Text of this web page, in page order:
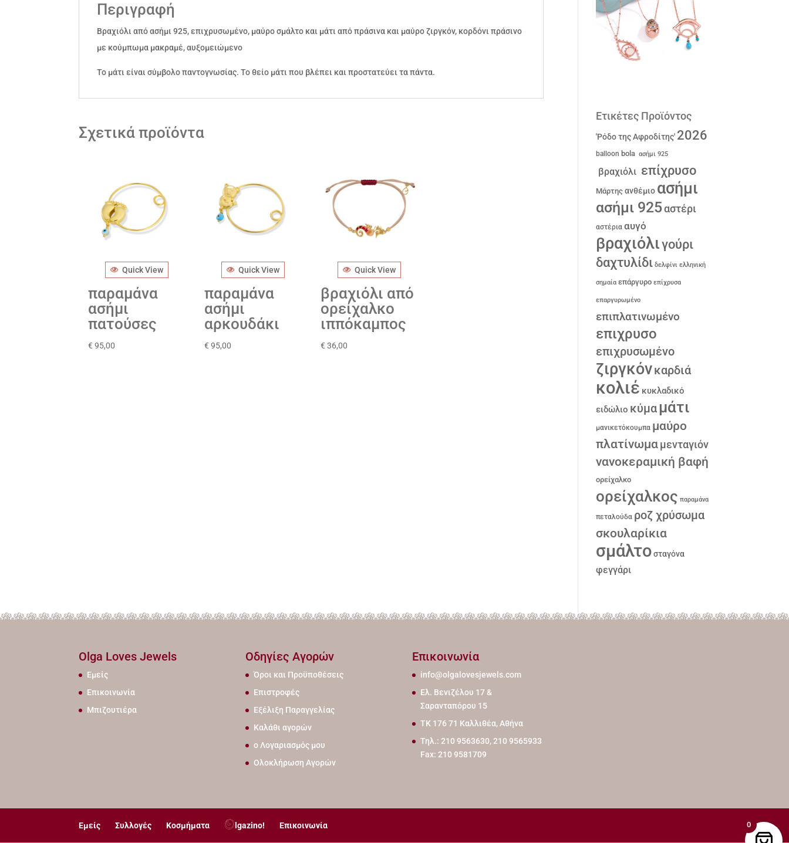
Περιγραφή
Βραχιόλι από ασήμι 925, επιχρυσωμένο, μαύρο σμάλτο και μάτι από πράσινα και μαύρο ζιργκόν, κορδόνι πράσινο
με κούμπωμα μακραμέ, αυξομειώμενο
Το μάτι είναι σύμβολο παντογνωσίας. Το θείο μάτι που βλέπει και προστατεύει τα πάντα.
Σχετικά προϊόντα
Quick View
παραμάνα
ασήμι
πατούσες
€ 95,00
Quick View
παραμάνα
ασήμι
αρκουδάκι
€ 95,00
Quick View
βραχιόλι από
ορείχαλκο
ιππόκαμπος
€ 36,00
Ετικέτες Προϊόντος
'Ρόδο της Αφροδίτης' 2026
balloon bola ασήμι 925
βραχιόλι επίχρυσο
Μάρτης ανθέμιο ασήμι
ασήμι 925αστέρι
αστέρια αυγό
βραχιόλιγούρι
δαχτυλίδι δελφίνι ελληνική
σημαία επάργυρο επίχρυσα
επαργυρωμένο
επιπλατινωμένο
επιχρυσο
επιχρυσωμένο
ζιργκόνκαρδιά
κολιέ κυκλαδικό
ειδώλιο κύμα μάτι
μανικετόκουμπα μαύρο
πλατίνωμαμενταγιόν
νανοκεραμική βαφή
ορείχαλκο
ορείχαλκος παραμάνα
πεταλούδα ροζ χρύσωμα
σκουλαρίκια
σμάλτοσταγόνα
φεγγάρι
Olga Loves Jewels
Εμείς
Επικοινωνία
Μπιζουτιέρα
Οδηγίες Αγορών
Όροι και Προϋποθέσεις
Επιστροφές
Εξέλιξη Παραγγελίας
Καλάθι αγορών
ο Λογαριασμός μου
Ολοκλήρωση Αγορών
Επικοινωνία
info@olgalovesjewels.com
Ελ. Βενιζέλου 17 &
Σαρανταπόρου 15
ΤΚ 176 71 Καλλιθέα, Αθήνα
Τηλ.: 210 9563630, 210 9565933
Fax: 210 9581709
Εμείς Συλλογές Κοσμήματα lgazino! Επικοινωνία 0